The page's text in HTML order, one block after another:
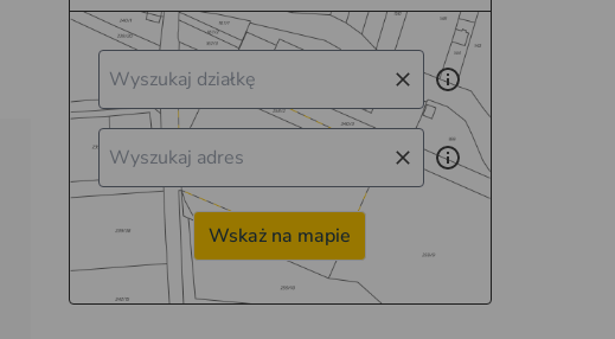
Wskaż na mapie